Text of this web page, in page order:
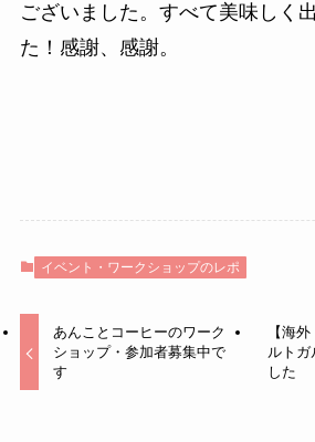
ございました。すべて美味しく
た！感謝、感謝。
イベント・ワークショップのレポ
あんことコーヒーのワーク
ショップ・参加者募集中で
す
【海
ルトガ
した